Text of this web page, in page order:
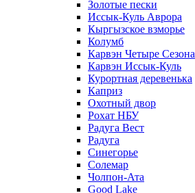
Золотые пески
Иссык-Куль Аврора
Кыргызское взморье
Колумб
Карвэн Четыре Сезона
Карвэн Иссык-Куль
Курортная деревенька
Каприз
Охотный двор
Рохат НБУ
Радуга Вест
Радуга
Синегорье
Солемар
Чолпон-Ата
Good Lake